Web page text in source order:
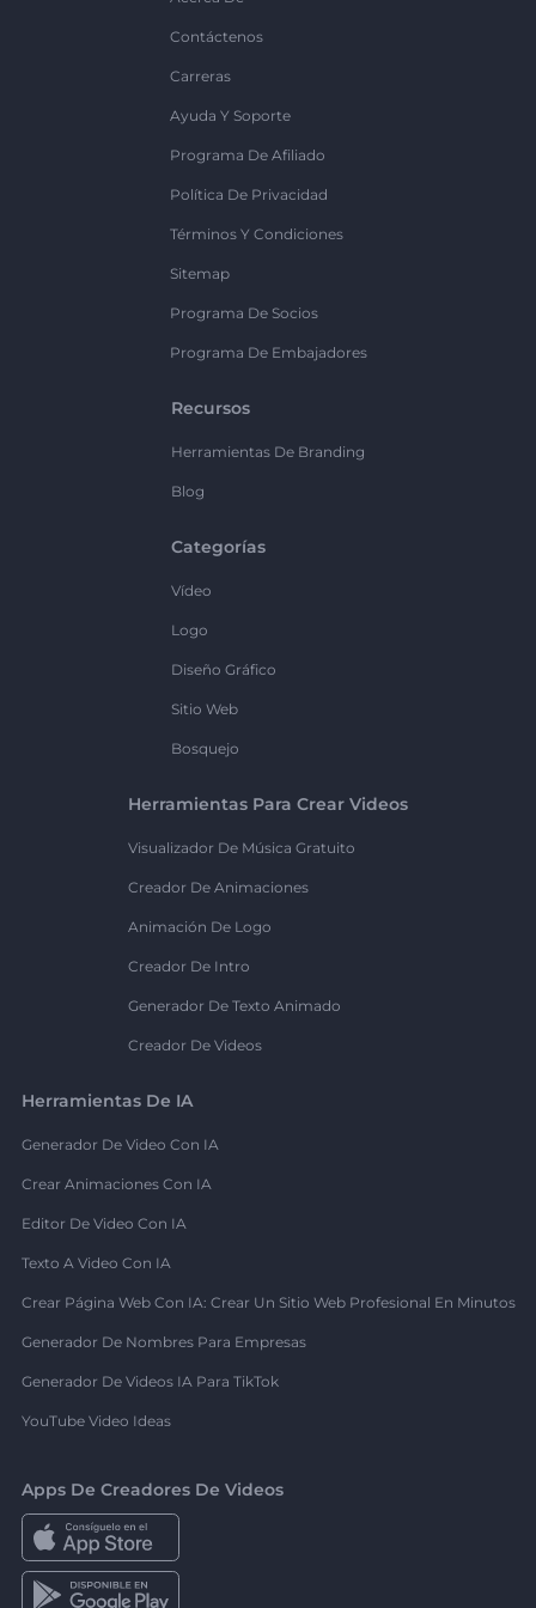
Contáctenos
Carreras
Ayuda Y Soporte
Programa De Afiliado
Política De Privacidad
Términos Y Condiciones
Sitemap
Programa De Socios
Programa De Embajadores
Recursos
Herramientas De Branding
Blog
Categorías
Vídeo
Logo
Diseño Gráfico
Sitio Web
Bosquejo
Herramientas Para Crear Videos
Visualizador De Música Gratuito
Creador De Animaciones
Animación De Logo
Creador De Intro
Generador De Texto Animado
Creador De Videos
Herramientas De IA
Generador De Video Con IA
Crear Animaciones Con IA
Editor De Video Con IA
Texto A Video Con IA
Crear Página Web Con IA: Crear Un Sitio Web Profesional En Minutos
Generador De Nombres Para Empresas
Generador De Videos IA Para TikTok
YouTube Video Ideas
Apps De Creadores De Videos